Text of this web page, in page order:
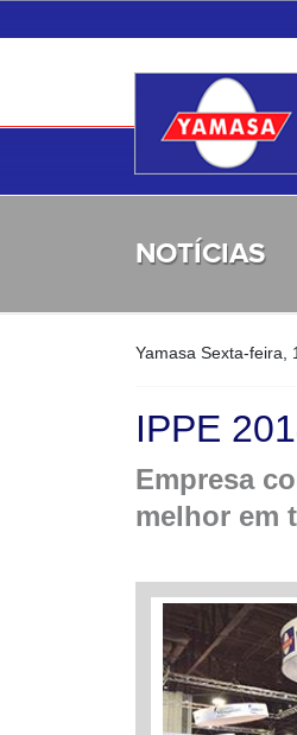
NOTÍCIAS
Yamasa Sexta-feira,
IPPE
Empresa
melhor em